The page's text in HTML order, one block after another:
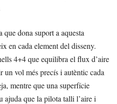
que dona suport a aquesta
en cada element del disseny.
4+4 que equilibra el flux d’aire
un vol més precís i autèntic cada
mentre que una superfície
ajuda que la pilota talli l’aire i